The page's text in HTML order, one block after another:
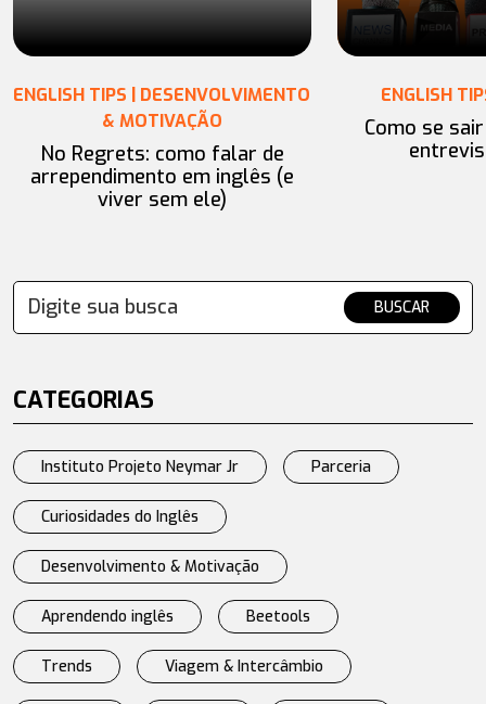
ENGLISH TIPS | DESENVOLVIMENTO
& MOTIVAÇÃO
No Regrets: como falar de
arrependimento em inglês (e
viver sem ele)
ENGLISH
Como se
BUSCAR
CATEGORIAS
Instituto Projeto Neymar Jr Parceria
Curiosidades do Inglês
Desenvolvimento & Motivação
Aprendendo inglês Beetools
Trends Viagem & Intercâmbio